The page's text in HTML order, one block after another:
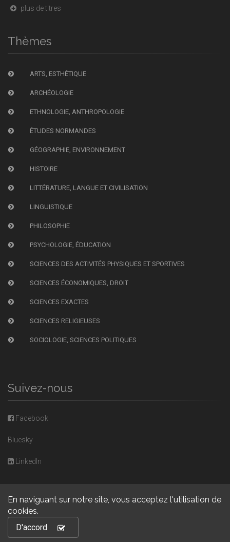
En naviguant sur notre site, vous acceptez l'utilisation de
cookies.
D'accord
plus de titres
Thèmes
ARTS, ESTHÉTIQUE
ARCHÉOLOGIE
ETHNOLOGIE, ANTHROPOLOGIE
ÉTUDES NORMANDES
GÉOGRAPHIE, ENVIRONNEMENT
HISTOIRE
LITTÉRATURE, LANGUE ET CIVILISATION
LINGUISTIQUE
PHILOSOPHIE
PSYCHOLOGIE, ÉDUCATION
SCIENCES DES ACTIVITÉS PHYSIQUES ET SPORTIVES
SCIENCES ÉCONOMIQUES, DROIT
SCIENCES EXACTES
SCIENCES RELIGIEUSES
SOCIOLOGIE, SCIENCES POLITIQUES
Suivez-nous
Facebook
Bluesky
LinkedIn